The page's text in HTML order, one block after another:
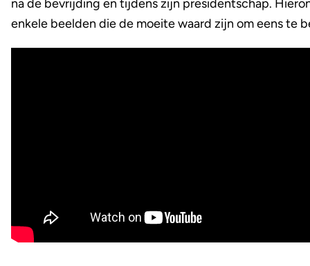
na de bevrijding en tijdens zijn presidentschap.
enkele beelden die de moeite waard zijn om eens te